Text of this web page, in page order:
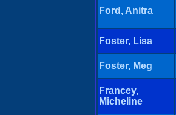
Ford, Anitra
Foster, Lisa
Foster, Meg
Francey,
Micheline